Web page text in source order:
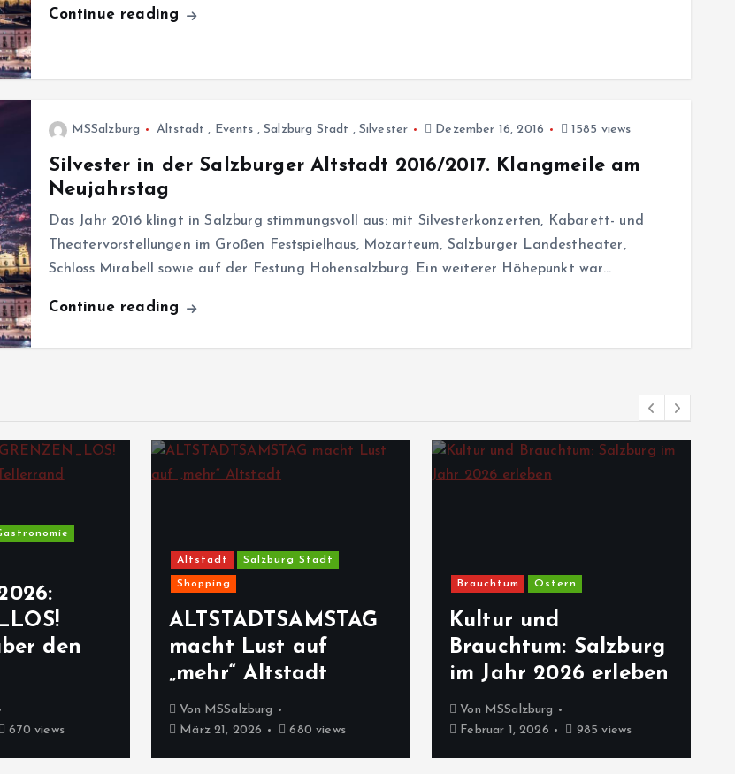
Continue reading
MSSalzburg Altstadt , Events ,Salzburg Stadt , Silvester Dezember 16, 2016 1585 views
Silvester in der Salzburger Altstadt 2016/2017. Klangmeile am
Neujahrstag
Das Jahr 2016 klingt in Salzburg stimmungsvoll aus: mit Silvesterkonzerten, Kabarett- und
Theatervorstellungen im Großen Festspielhaus, Mozarteum, Salzburger Landestheater,
Schloss Mirabell sowie auf der Festung Hohensalzburg. Ein weiterer Höhepunkt war…
Continue reading
den
670 views
Altstadt Salzburg Stadt
Shopping
ALTSTADTSAMSTAG
macht Lust auf
„mehr“ Altstadt
Von MSSalzburg
März 21, 2026
680 views
Brauchtum Ostern
Kultur und
Brauchtum: Salzburg
im Jahr 2026 erleben
Von MSSalzburg
Februar 1, 2026
985 views